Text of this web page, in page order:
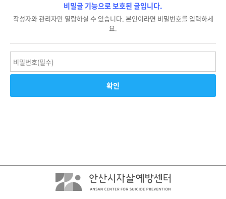
비밀글 기능으로 보호된 글입니다.
작성자와 관리자만 열람하실 수 있습니다. 본인이라면 비밀번호를 입력하세
요.